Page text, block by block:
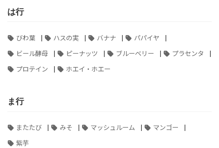
は行
びわ葉 | ハスの実 | バナナ | パパイヤ |
ビール酵母 | ピーナッツ | ブルーベリー | プラセンタ |
プロテイン | ホエイ・ホエー
ま行
またたび | みそ | マッシュルーム | マンゴー |
紫芋